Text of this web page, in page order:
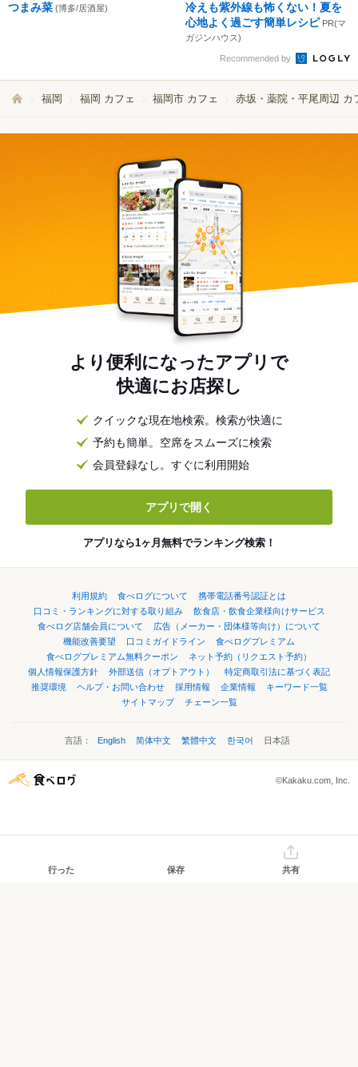
つまみ菜 (博多/居酒屋)
冷えも紫外線も怖くない！夏を
心地よく過ごす簡単レシピ PR(マ
ガジンハウス)
Recommended by
福岡 福岡 カフェ 福岡市 カフェ 赤坂・薬院・平尾周辺 カ
より便利になったアプリで
快適にお店探し
クイックな現在地検索。検索が快適に
予約も簡単。空席をスムーズに検索
会員登録なし。すぐに利用開始
アプリで開く
アプリなら1ヶ月無料でランキング検索！
利用規約 食べログについて
携帯電話番号認証とは
口コミ・ランキングに対する取り組み
飲食店・飲食企業様向けサービス
食べログ店舗会員について
広告（メーカー・団体様等向け）について
機能改善要望
口コミガイドライン
食べログプレミアム
食べログプレミアム無料クーポン
ネット予約（リクエスト予約）
個人情報保護方針
外部送信（オプトアウト）
特定商取引法に基づく表記
推奨環境
ヘルプ・お問い合わせ 採用情報 企業情報
キーワード一覧
サイトマップ
チェーン一覧
言語： English 简体中文 繁體中文 한국어 日本語
©Kakaku.com, Inc.
行った 保存 共有